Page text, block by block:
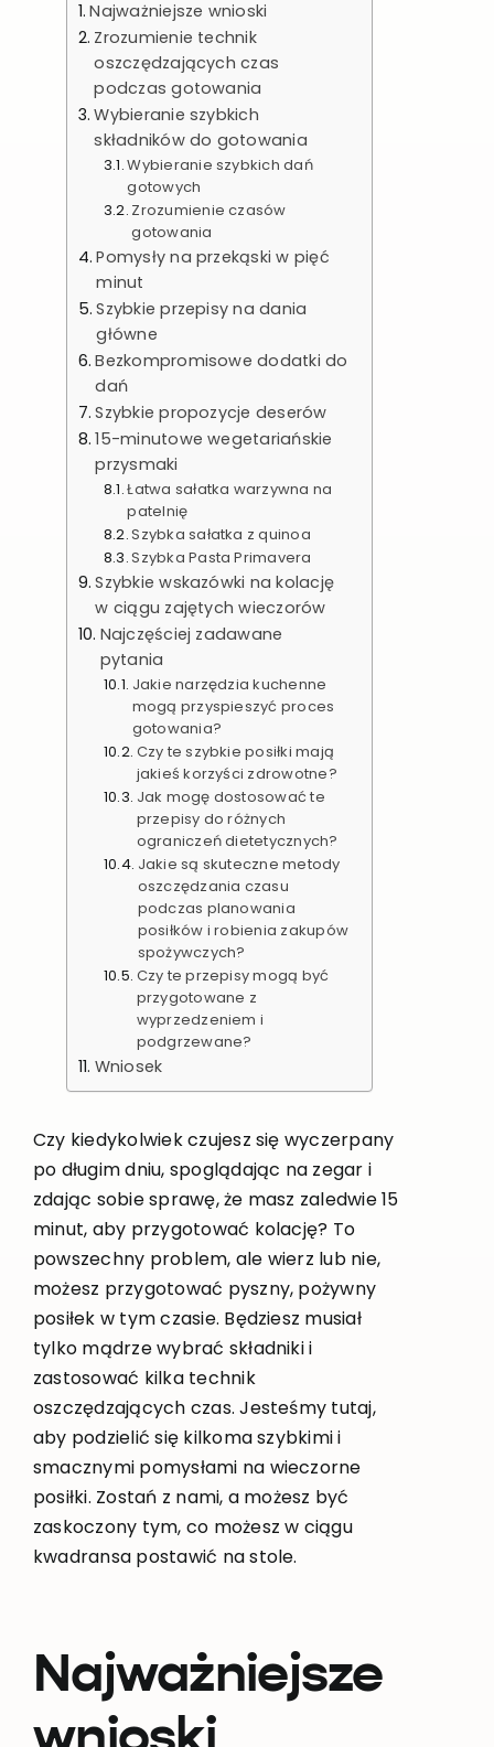
Najważniejsze wnioski
Zrozumienie technik
oszczędzających czas
podczas gotowania
Wybieranie szybkich
składników do gotowania
Wybieranie szybkich dań
gotowych
Zrozumienie czasów
gotowania
Pomysły na przekąski w pięć
minut
Szybkie przepisy na dania
główne
Bezkompromisowe dodatki do
dań
Szybkie propozycje deserów
15-minutowe wegetariańskie
przysmaki
Łatwa sałatka warzywna na
patelnię
Szybka sałatka z quinoa
Szybka Pasta Primavera
Szybkie wskazówki na kolację
w ciągu zajętych wieczorów
Najczęściej zadawane
pytania
Jakie narzędzia kuchenne
mogą przyspieszyć proces
gotowania?
Czy te szybkie posiłki mają
jakieś korzyści zdrowotne?
Jak mogę dostosować te
przepisy do różnych
ograniczeń dietetycznych?
Jakie są skuteczne metody
oszczędzania czasu
podczas planowania
posiłków i robienia zakupów
spożywczych?
Czy te przepisy mogą być
przygotowane z
wyprzedzeniem i
podgrzewane?
Wniosek
Czy kiedykolwiek czujesz się wyczerpany
po długim dniu, spoglądając na zegar i
zdając sobie sprawę, że masz zaledwie 15
minut, aby przygotować kolację? To
powszechny problem, ale wierz lub nie,
możesz przygotować pyszny, pożywny
posiłek w tym czasie. Będziesz musiał
tylko mądrze wybrać składniki i
zastosować kilka technik
oszczędzających czas. Jesteśmy tutaj,
aby podzielić się kilkoma szybkimi i
smacznymi pomysłami na wieczorne
posiłki. Zostań z nami, a możesz być
zaskoczony tym, co możesz w ciągu
kwadransa postawić na stole.
Najważniejsze